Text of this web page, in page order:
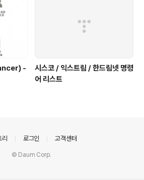
-
시스코 / 익스트림 / 한드림넷 명령
어 리스트
리 로그인 고객센터
© Daum Corp.